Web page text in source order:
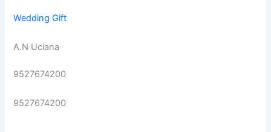
Wedding Gift
A.N Uciana
9527674200
9527674200